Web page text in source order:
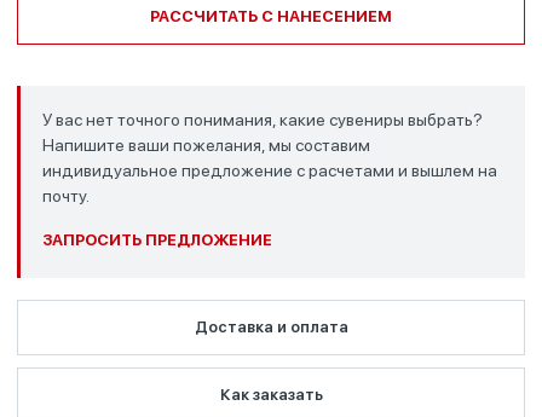
РАССЧИТАТЬ С НАНЕСЕНИЕМ
У вас нет точного понимания, какие сувениры выбрать?
Напишите ваши пожелания, мы составим
индивидуальное предложение с расчетами и вышлем на
почту.
ЗАПРОСИТЬ ПРЕДЛОЖЕНИЕ
Доставка и оплата
Как заказать